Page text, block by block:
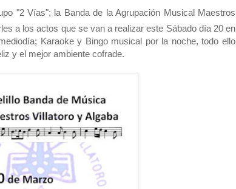
"2 Vías"; la Banda de la Agrupación Musical Maestros
a los actos que se van a realizar este Sábado día 20 en
Karaoke y Bingo musical por la noche, todo ello
y el mejor ambiente cofrade.